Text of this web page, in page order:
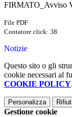
FIRMATO_Avviso
File PDF
Contatore click: 38
Notizie
Questo sito o gli
cookie necessari al
COOKIE POLICY.
Personalizza
Gestione cookie